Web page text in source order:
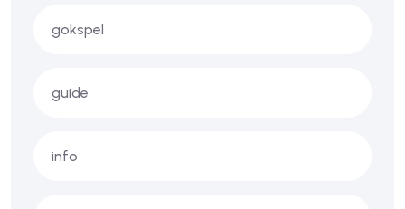
gokspel
guide
info